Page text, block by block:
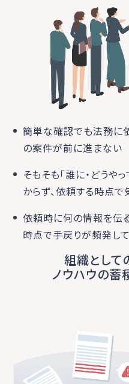
簡単な確認でも法務に
の案件が前に進まない
そもそも「誰に・どうや
からず、依頼する時点
依頼時に何の情報を伝
時点で手戻りが頻発し
組織として
ノウハウの蓄